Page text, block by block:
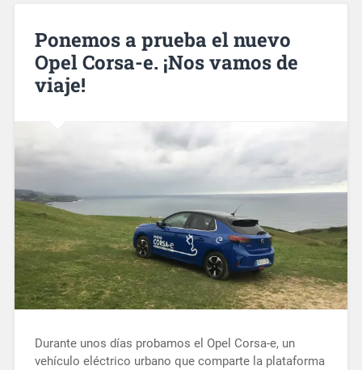
Ponemos a prueba el nuevo
Opel Corsa-e. ¡Nos vamos de
viaje!
Durante unos días probamos el Opel Corsa-e, un
vehículo eléctrico urbano que comparte la plataforma